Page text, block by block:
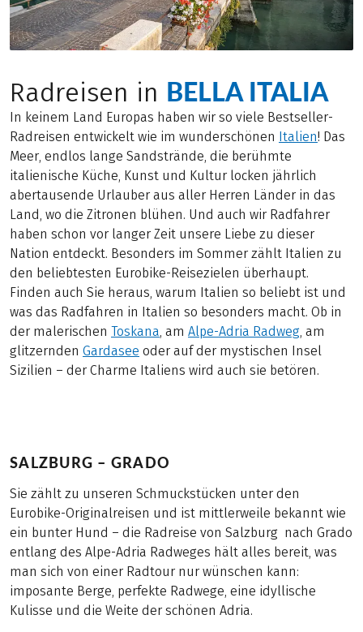
Radreisen in BELLA ITALIA
In keinem Land Europas haben wir so viele Bestseller-
Radreisen entwickelt wie im wunderschönen Italien! Das
Meer, endlos lange Sandstrände, die berühmte
italienische Küche, Kunst und Kultur locken jährlich
abertausende Urlauber aus aller Herren Länder in das
Land, wo die Zitronen blühen. Und auch wir Radfahrer
haben schon vor langer Zeit unsere Liebe zu dieser
Nation entdeckt. Besonders im Sommer zählt Italien zu
den beliebtesten Eurobike-Reisezielen überhaupt.
Finden auch Sie heraus, warum Italien so beliebt ist und
was das Radfahren in Italien so besonders macht. Ob in
der malerischen Toskana, am Alpe-Adria Radweg, am
glitzernden Gardasee oder auf der mystischen Insel
Sizilien – der Charme Italiens wird auch sie betören.
SALZBURG – GRADO
Sie zählt zu unseren Schmuckstücken unter den
Eurobike-Originalreisen und ist mittlerweile bekannt wie
ein bunter Hund – die Radreise von Salzburg nach Grado
entlang des Alpe-Adria Radweges hält alles bereit, was
man sich von einer Radtour nur wünschen kann:
imposante Berge, perfekte Radwege, eine idyllische
Kulisse und die Weite der schönen Adria.